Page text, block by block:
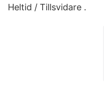
Heltid / Tillsvidare .